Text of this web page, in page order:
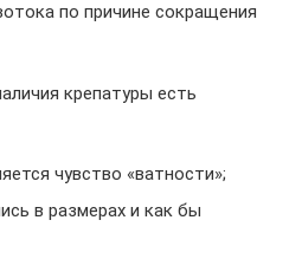
по причине сокращения
крепатуры есть
чувство «ватности»;
в размерах и как бы